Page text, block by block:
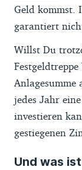
Geld kommst.
garantiert
Willst Du
Anlagesumme
jedes Jahr
investieren
gestiegenen
Und was